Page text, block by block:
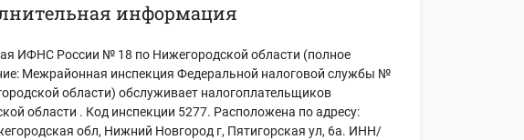
информация
ИФНС России № 18 по Нижегородской области (полное
Межрайонная инспекция Федеральной налоговой службы №
области) обслуживает налогоплательщиков
области . Код инспекции 5277. Расположена по адресу:
обл, Нижний Новгород г, Пятигорская ул, 6а. ИНН/